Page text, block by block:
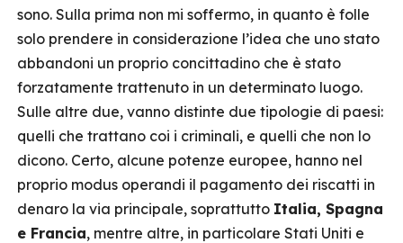
sono. Sulla prima non mi soffermo, in quanto è folle
solo prendere in considerazione l’idea che uno stato
abbandoni un proprio concittadino che è stato
forzatamente trattenuto in un determinato luogo.
Sulle altre due, vanno distinte due tipologie di paesi:
quelli che trattano coi i criminali, e quelli che non lo
dicono. Certo, alcune potenze europee, hanno nel
proprio modus operandi il pagamento dei riscatti in
denaro la via principale, soprattutto Italia, Spagna
e Francia, mentre altre, in particolare Stati Uniti e